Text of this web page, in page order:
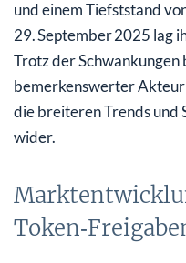
und einem Tiefststand
29. September 2025 lag
Trotz der
bemerkenswerter
die breiteren Trends und
wider.